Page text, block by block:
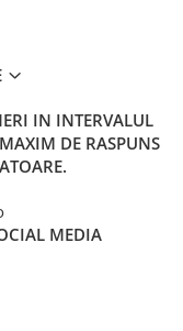
IN INTERVALUL
DE RASPUNS
MEDIA